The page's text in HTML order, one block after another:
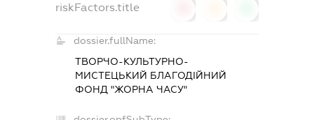
riskFactors.title
dossier.fullName:
ТВОРЧО-КУЛЬТУРНО-
МИСТЕЦЬКИЙ БЛАГОДІЙНИЙ
ФОНД "ЖОРНА ЧАСУ"